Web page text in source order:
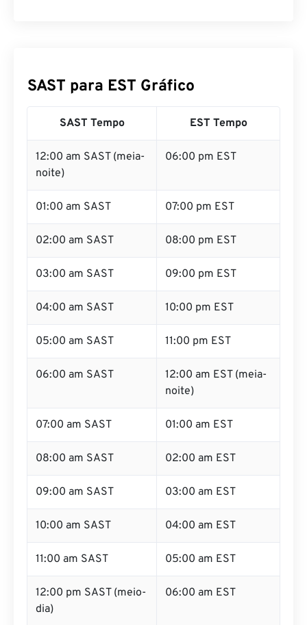
SAST para EST Gráfico
SAST Tempo EST Tempo
12:00 am SAST (meia-
noite)
06:00 pm EST
01:00 am SAST 07:00 pm EST
02:00 am SAST 08:00 pm EST
03:00 am SAST 09:00 pm EST
04:00 am SAST 10:00 pm EST
05:00 am SAST 11:00 pm EST
06:00 am SAST
12:00 am EST (meia-
noite)
07:00 am SAST 01:00 am EST
08:00 am SAST 02:00 am EST
09:00 am SAST 03:00 am EST
10:00 am SAST 04:00 am EST
11:00 am SAST 05:00 am EST
12:00 pm SAST (meio-
dia)
06:00 am EST